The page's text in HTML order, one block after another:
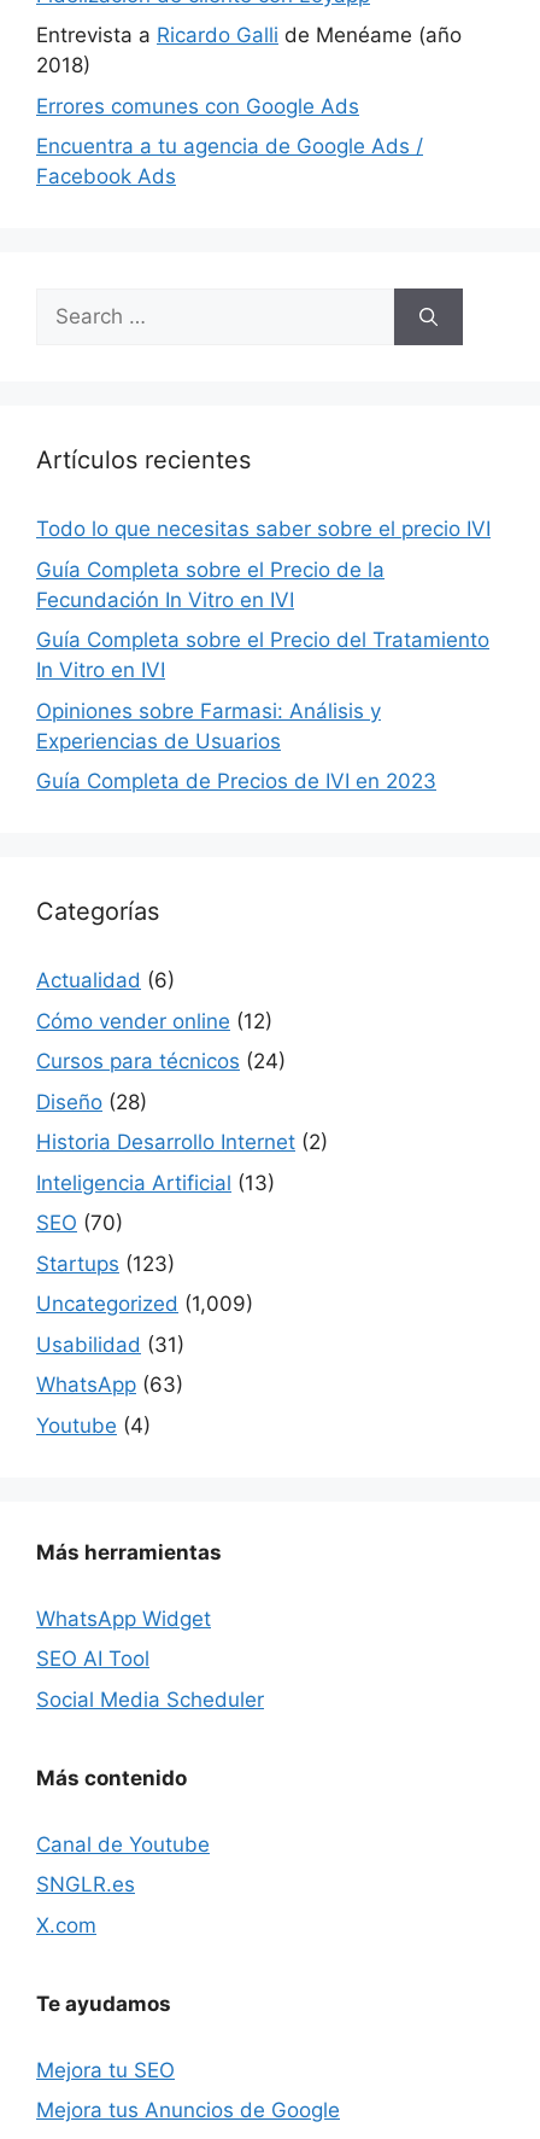
Entrevista a Ricardo Galli de Menéame (año
2018)
Errores comunes con Google Ads
Encuentra a tu agencia de Google Ads /
Facebook Ads
Search
for:
Artículos recientes
Todo lo que necesitas saber sobre el precio IVI
Guía Completa sobre el Precio de la
Fecundación In Vitro en IVI
Guía Completa sobre el Precio del Tratamiento
In Vitro en IVI
Opiniones sobre Farmasi: Análisis y
Experiencias de Usuarios
Guía Completa de Precios de IVI en 2023
Categorías
Actualidad (6)
Cómo vender online (12)
Cursos para técnicos (24)
Diseño (28)
Historia Desarrollo Internet (2)
Inteligencia Artificial (13)
SEO (70)
Startups (123)
Uncategorized (1,009)
Usabilidad (31)
WhatsApp (63)
Youtube (4)
Más herramientas
WhatsApp Widget
SEO AI Tool
Social Media Scheduler
Más contenido
Canal de Youtube
SNGLR.es
X.com
Te ayudamos
Mejora tu SEO
Mejora tus Anuncios de Google